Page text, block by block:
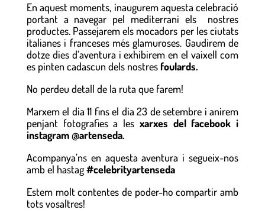
En aquest moments, inaugurem aquesta celebració
portant a navegar pel mediterrani els nostres
productes. Passejarem els mocadors per les ciutats
italianes i franceses més glamuroses. Gaudirem de
dotze dies d’aventura i exhibirem en el vaixell com
es pinten cadascun dels nostres foulards.
No perdeu detall de la ruta que farem!
Marxem el dia 11 fins el dia 23 de setembre i anirem
penjant fotografies a les xarxes del facebook i
instagram @artenseda.
Acompanya’ns en aquesta aventura i segueix-nos
amb el hastag#celebrityartenseda
Estem molt contentes de poder-ho compartir amb
tots vosaltres!